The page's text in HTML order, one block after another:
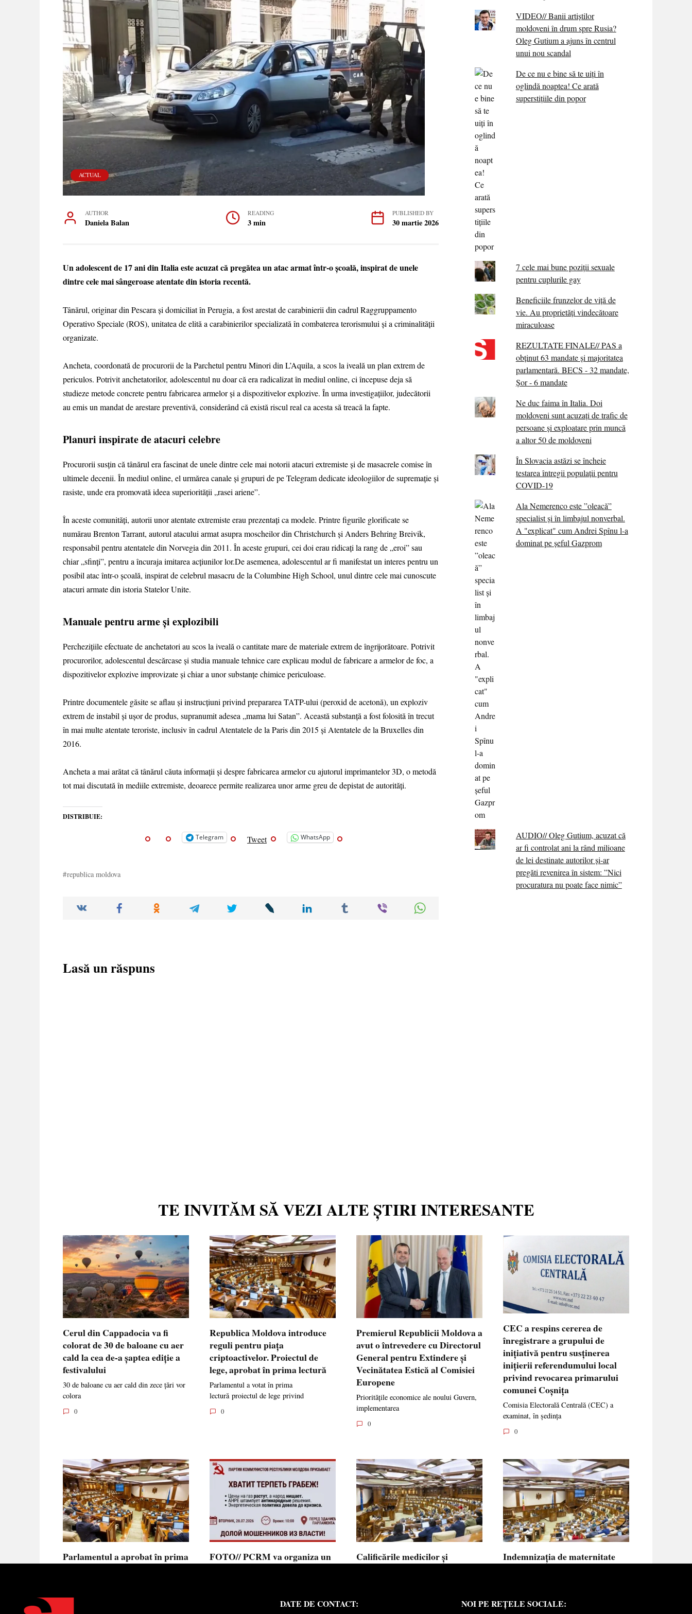
ACTUAL
AUTHOR
Daniela Balan
READING
3 min
PUBLISHED BY
30 martie 2026
Un adolescent de 17 ani din Italia este acuzat că pregătea un atac armat într-o școală, inspirat de unele
dintre cele mai sângeroase atentate din istoria recentă.
Tânărul, originar din Pescara și domiciliat în Perugia, a fost arestat de carabinierii din cadrul Raggruppamento
Operativo Speciale (ROS), unitatea de elită a carabinierilor specializată în combaterea terorismului și a criminalității
organizate.
Ancheta, coordonată de procurorii de la Parchetul pentru Minori din L’Aquila, a scos la iveală un plan extrem de
periculos. Potrivit anchetatorilor, adolescentul nu doar că era radicalizat în mediul online, ci începuse deja să
studieze metode concrete pentru fabricarea armelor și a dispozitivelor explozive. În urma investigațiilor, judecătorii
au emis un mandat de arestare preventivă, considerând că există riscul real ca acesta să treacă la fapte.
Planuri inspirate de atacuri celebre
Procurorii susțin că tânărul era fascinat de unele dintre cele mai notorii atacuri extremiste și de masacrele comise în
ultimele decenii. În mediul online, el urmărea canale și grupuri de pe Telegram dedicate ideologiilor de supremație și
rasiste, unde era promovată ideea superiorității „rasei ariene”.
În aceste comunități, autorii unor atentate extremiste erau prezentați ca modele. Printre figurile glorificate se
numărau Brenton Tarrant, autorul atacului armat asupra moscheilor din Christchurch și Anders Behring Breivik,
responsabil pentru atentatele din Norvegia din 2011. În aceste grupuri, cei doi erau ridicați la rang de „eroi” sau
chiar „sfinți”, pentru a încuraja imitarea acțiunilor lor.De asemenea, adolescentul ar fi manifestat un interes pentru un
posibil atac într-o școală, inspirat de celebrul masacru de la Columbine High School, unul dintre cele mai cunoscute
atacuri armate din istoria Statelor Unite.
Manuale pentru arme și explozibili
Perchezițiile efectuate de anchetatori au scos la iveală o cantitate mare de materiale extrem de îngrijorătoare. Potrivit
procurorilor, adolescentul descărcase și studia manuale tehnice care explicau modul de fabricare a armelor de foc, a
dispozitivelor explozive improvizate și chiar a unor substanțe chimice periculoase.
Printre documentele găsite se aflau și instrucțiuni privind prepararea TATP-ului (peroxid de acetonă), un exploziv
extrem de instabil și ușor de produs, supranumit adesea „mama lui Satan”. Această substanță a fost folosită în trecut
în mai multe atentate teroriste, inclusiv în cadrul Atentatele de la Paris din 2015 și Atentatele de la Bruxelles din
2016.
Ancheta a mai arătat că tânărul căuta informații și despre fabricarea armelor cu ajutorul imprimantelor 3D, o metodă
tot mai discutată în mediile extremiste, deoarece permite realizarea unor arme greu de depistat de autorități.
DISTRIBUIE:
Telegram Tweet WhatsApp
republica moldova
Lasă un răspuns
VIDEO// Banii artiștilor
moldoveni în drum spre Rusia?
Oleg Gutium a ajuns în centrul
unui nou scandal
De ce nu e bine să te uiți în
oglindă noaptea! Ce arată
superstițiile din popor
7 cele mai bune poziții sexuale
pentru cuplurile gay
Beneficiile frunzelor de viță de
vie. Au proprietăţi vindecătoare
miraculoase
REZULTATE FINALE// PAS a
obținut 63 mandate și majoritatea
parlamentară. BECS - 32 mandate,
Șor - 6 mandate
Ne duc faima în Italia. Doi
moldoveni sunt acuzați de trafic de
persoane și exploatare prin muncă
a altor 50 de moldoveni
În Slovacia astăzi se încheie
testarea întregii populații pentru
COVID-19
Ala Nemerenco este ”oleacă”
specialist și în limbajul nonverbal.
A "explicat" cum Andrei Spînu l-a
dominat pe șeful Gazprom
AUDIO// Oleg Gutium, acuzat că
ar fi controlat ani la rând milioane
de lei destinate autorilor și-ar
pregăti revenirea în sistem: ”Nici
procuratura nu poate face nimic”
TE INVITĂM SĂ VEZI ALTE ȘTIRI INTERESANTE
Cerul din Cappadocia va fi
colorat de 30 de baloane cu aer
cald la cea de-a șaptea ediție a
festivalului
30 de baloane cu aer cald din zece țări vor
colora
0
Republica Moldova introduce
reguli pentru piața
criptoactivelor. Proiectul de
lege, aprobat în prima lectură
Parlamentul a votat în prima
lectură proiectul de lege privind
0
Premierul Republicii Moldova a
avut o întrevedere cu Directorul
General pentru Extindere și
Vecinătatea Estică al Comisiei
Europene
Prioritățile economice ale noului Guvern,
implementarea
0
CEC a respins cererea de
înregistrare a grupului de
inițiativă pentru susținerea
inițierii referendumului local
privind revocarea primarului
comunei Coșnița
Comisia Electorală Centrală (CEC) a
examinat, în ședința
0
Parlamentul a aprobat în prima
FOTO// PCRM va organiza un
Calificările medicilor și
Calificările profesionale obținute de medici
Indemnizația de maternitate
copilului
DATE DE CONTACT: NOI PE REȚELE SOCIALE: